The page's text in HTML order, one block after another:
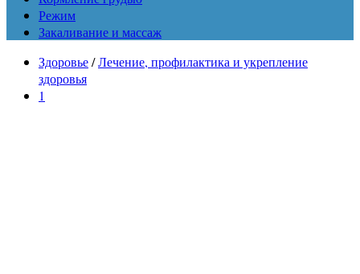
Режим
Закаливание и массаж
Здоровье/Лечение, профилактика и укрепление
здоровья
1